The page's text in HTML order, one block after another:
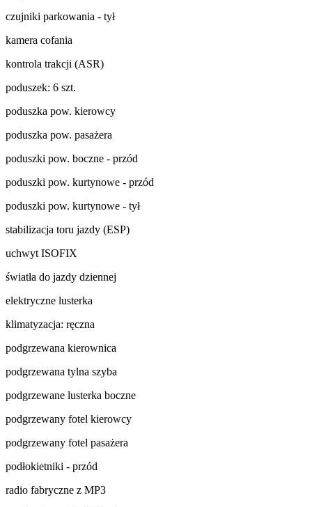
czujniki parkowania - tył
kamera cofania
kontrola trakcji (ASR)
poduszek: 6 szt.
poduszka pow. kierowcy
poduszka pow. pasażera
poduszki pow. boczne - przód
poduszki pow. kurtynowe - przód
poduszki pow. kurtynowe - tył
stabilizacja toru jazdy (ESP)
uchwyt ISOFIX
światła do jazdy dziennej
elektryczne lusterka
klimatyzacja: ręczna
podgrzewana kierownica
podgrzewana tylna szyba
podgrzewane lusterka boczne
podgrzewany fotel kierowcy
podgrzewany fotel pasażera
podłokietniki - przód
radio fabryczne z MP3